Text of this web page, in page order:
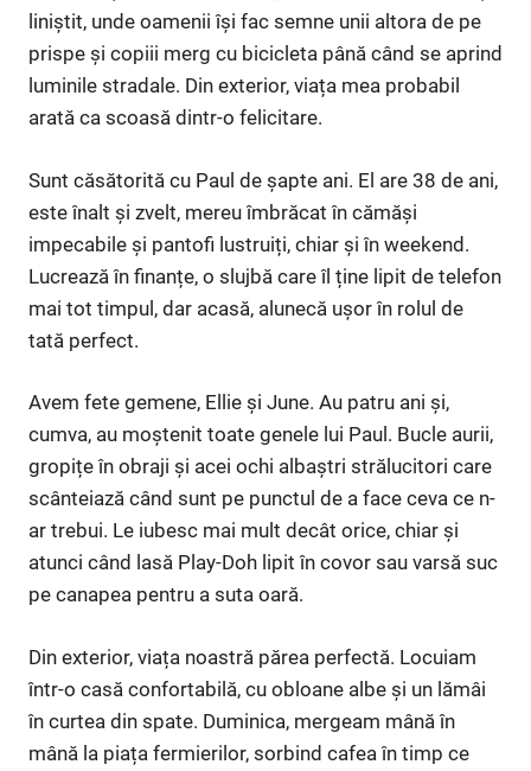
liniștit, unde oamenii își fac semne unii altora de pe
prispe și copiii merg cu bicicleta până când se aprind
luminile stradale. Din exterior, viața mea probabil
arată ca scoasă dintr-o felicitare.
Sunt căsătorită cu Paul de șapte ani. El are 38 de ani,
este înalt și zvelt, mereu îmbrăcat în cămăși
impecabile și pantofi lustruiți, chiar și în weekend.
Lucrează în finanțe, o slujbă care îl ține lipit de telefon
mai tot timpul, dar acasă, alunecă ușor în rolul de
tată perfect.
Avem fete gemene, Ellie și June. Au patru ani și,
cumva, au moștenit toate genele lui Paul. Bucle aurii,
gropițe în obraji și acei ochi albaștri strălucitori care
scânteiază când sunt pe punctul de a face ceva ce n-
ar trebui. Le iubesc mai mult decât orice, chiar și
atunci când lasă Play-Doh lipit în covor sau varsă suc
pe canapea pentru a suta oară.
Din exterior, viața noastră părea perfectă. Locuiam
într-o casă confortabilă, cu obloane albe și un lămâi
în curtea din spate. Duminica, mergeam mână în
mână la piața fermierilor, sorbind cafea în timp ce